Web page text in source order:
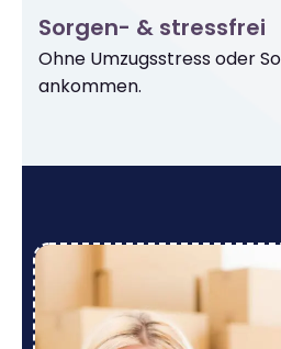
Sorgen- & stressfrei
Ohne Umzugsstress oder
ankommen.